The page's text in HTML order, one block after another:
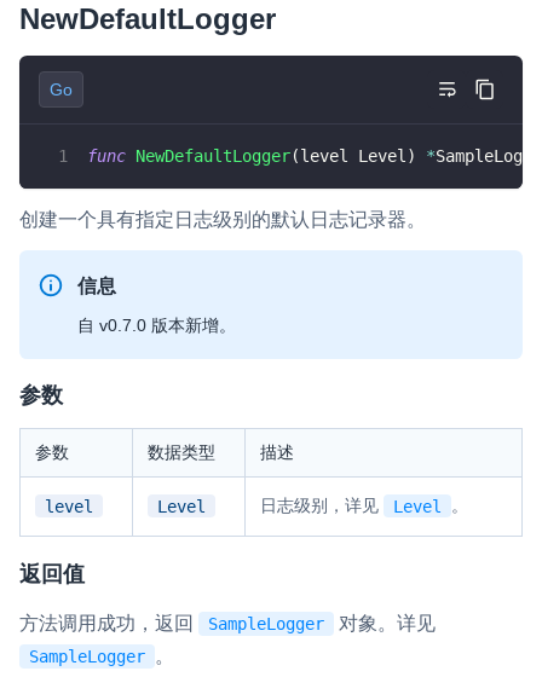
实时消息
一整套低延时、高并发、可扩展、高可靠的实时消息及状态同步
即时通讯 IM
务。
融合 CDN 直播
CDN 直播方案
物的实时互动连接
实时互动扩展能力
快速实现实时的语音转写功能
互动白板
快速实现多人实时互动白板协作
NewDefaultLogger
Go
func NewDefaultLogger(level Level ) *
创建一个具有指定日志级别的默认日志记录器。
信息
自 v0.7.0 版本新增。
参数
参数 数据类型 描述
level Level 日志级别，详见 Level 。
返回值
方法调用成功，返回 SampleLogger 对象。详见
SampleLogger 。